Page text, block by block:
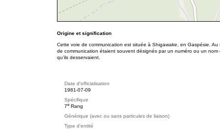
Origine et signification
Cette voie de communication est située à Shigawake, en Gaspésie.
de communication étaient souvent désignés par un numéro ou un
qu’ils desservaient.
Date d'officialisation
1981-07-09
Spécifique
7e Rang
Générique (avec ou sans particules de liaison)
Type d'entité